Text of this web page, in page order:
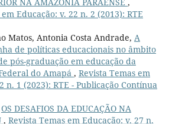
NA AMAZÔNIA PARAENSE ,
Educação: v. 22 n. 2 (2013): RTE
Matos, Antonia Costa Andrade, A
de políticas educacionais no âmbito
pós-graduação em educação da
do Amapá , Revista Temas em
n. 1 (2023): RTE - Publicação Contínua
OS DESAFIOS DA EDUCAÇÃO NA
, Revista Temas em Educação: v. 27 n.